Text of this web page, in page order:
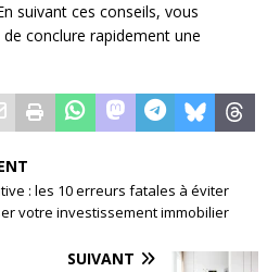
suivant ces conseils, vous
conclure rapidement une
: les 10 erreurs fatales à éviter
votre investissement immobilier
SUIVANT